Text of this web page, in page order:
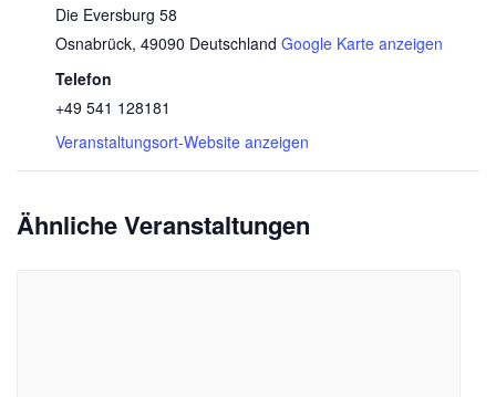
Die Eversburg 58
Osnabrück, 49090 Deutschland Google Karte anzeigen
Telefon
+49 541 128181
Veranstaltungsort-Website anzeigen
Ähnliche Veranstaltungen